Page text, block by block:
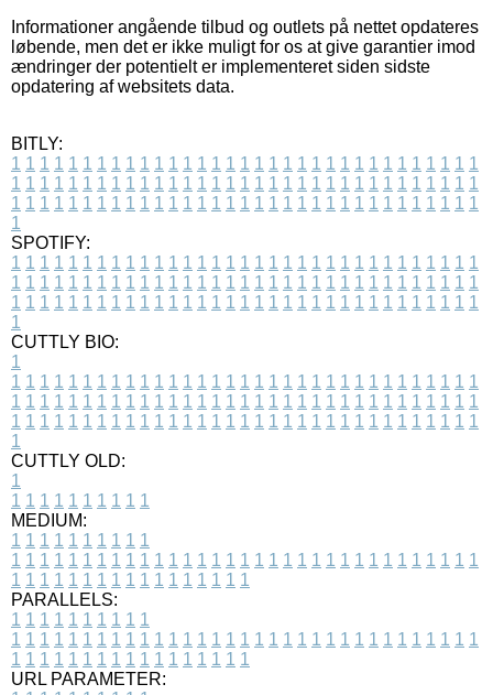
Informationer angående tilbud og outlets på nettet opdateres
løbende, men det er ikke muligt for os at give garantier imod
ændringer der potentielt er implementeret siden sidste
opdatering af websitets data.
BITLY:
1 1 1 1 1 1 1 1 1 1 1 1 1 1 1 1 1 1 1 1 1 1 1 1 1 1 1 1 1 1 1 1 1
1 1 1 1 1 1 1 1 1 1 1 1 1 1 1 1 1 1 1 1 1 1 1 1 1 1 1 1 1 1 1 1 1
1 1 1 1 1 1 1 1 1 1 1 1 1 1 1 1 1 1 1 1 1 1 1 1 1 1 1 1 1 1 1 1 1
1
SPOTIFY:
1 1 1 1 1 1 1 1 1 1 1 1 1 1 1 1 1 1 1 1 1 1 1 1 1 1 1 1 1 1 1 1 1
1 1 1 1 1 1 1 1 1 1 1 1 1 1 1 1 1 1 1 1 1 1 1 1 1 1 1 1 1 1 1 1 1
1 1 1 1 1 1 1 1 1 1 1 1 1 1 1 1 1 1 1 1 1 1 1 1 1 1 1 1 1 1 1 1 1
1
CUTTLY BIO:
1
1 1 1 1 1 1 1 1 1 1 1 1 1 1 1 1 1 1 1 1 1 1 1 1 1 1 1 1 1 1 1 1 1
1 1 1 1 1 1 1 1 1 1 1 1 1 1 1 1 1 1 1 1 1 1 1 1 1 1 1 1 1 1 1 1 1
1 1 1 1 1 1 1 1 1 1 1 1 1 1 1 1 1 1 1 1 1 1 1 1 1 1 1 1 1 1 1 1 1
1
CUTTLY OLD:
1
1 1 1 1 1 1 1 1 1 1
MEDIUM:
1 1 1 1 1 1 1 1 1 1
1 1 1 1 1 1 1 1 1 1 1 1 1 1 1 1 1 1 1 1 1 1 1 1 1 1 1 1 1 1 1 1 1
1 1 1 1 1 1 1 1 1 1 1 1 1 1 1 1 1
PARALLELS:
1 1 1 1 1 1 1 1 1 1
1 1 1 1 1 1 1 1 1 1 1 1 1 1 1 1 1 1 1 1 1 1 1 1 1 1 1 1 1 1 1 1 1
1 1 1 1 1 1 1 1 1 1 1 1 1 1 1 1 1
URL PARAMETER: